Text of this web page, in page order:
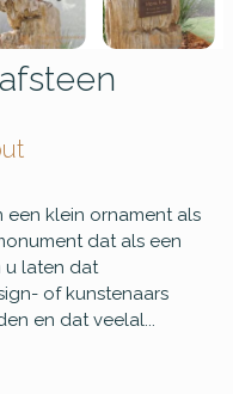
een klein ornament als
dat als een
u laten dat
of kunstenaars
en dat veelal...